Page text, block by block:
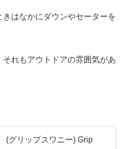
はなかにダウンやセーターを
れもアウトドアの雰囲気があ
(グリップスワニー) Grip